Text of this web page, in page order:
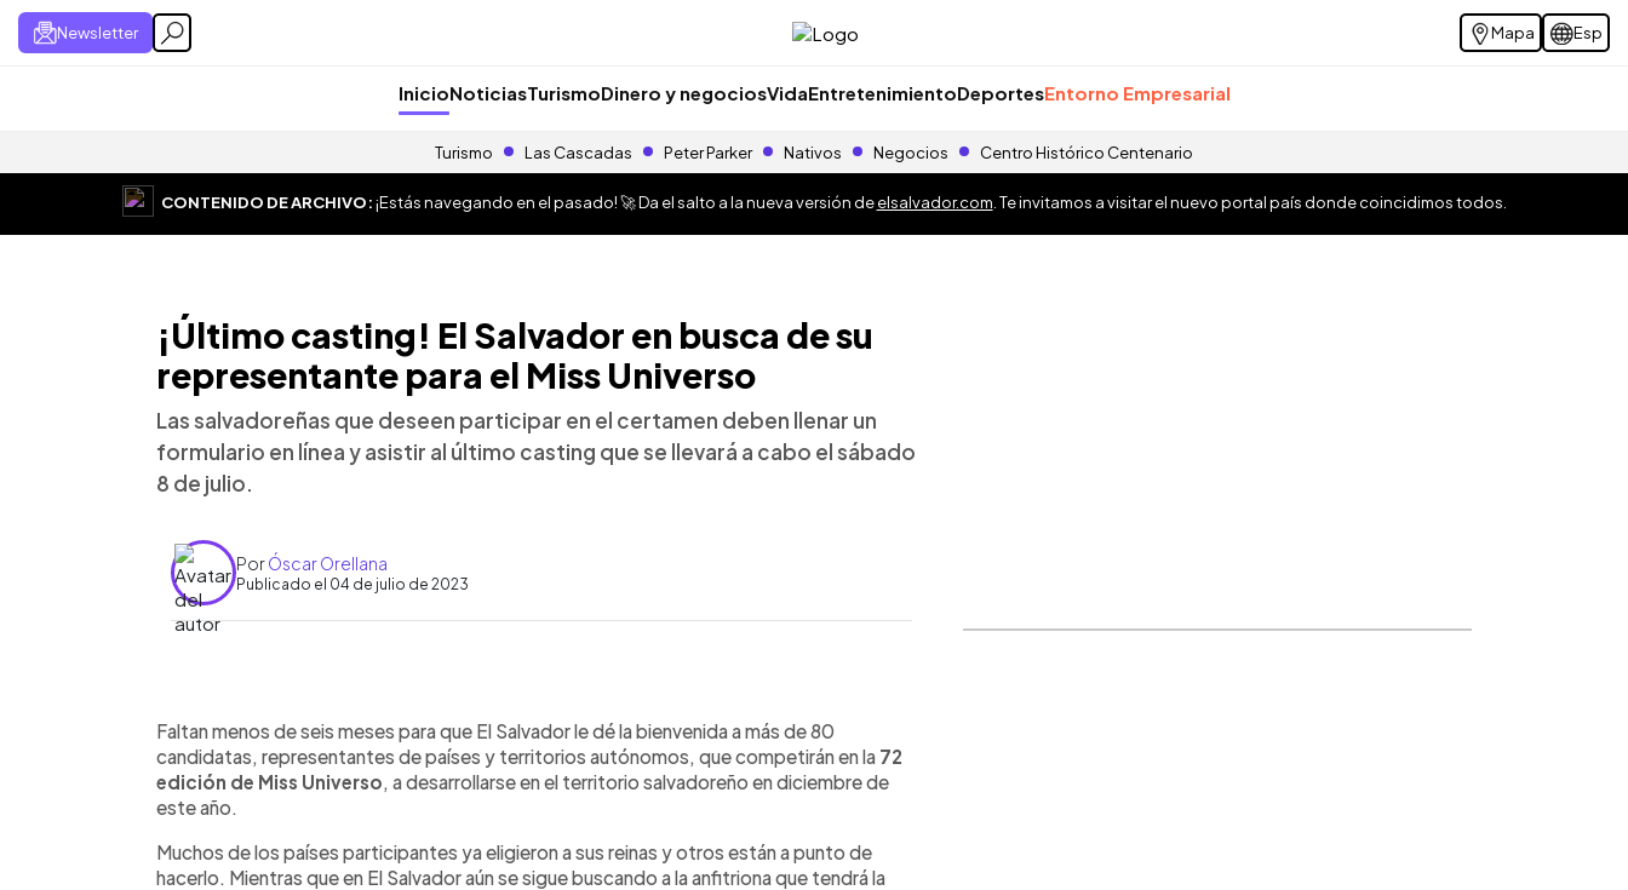
Newsletter Mapa Esp
InicioNoticiasTurismoDinero y negociosVidaEntretenimientoDeportesEntorno Empresarial
Turismo Las Cascadas Peter Parker Nativos Negocios Centro Histórico Centenario
CONTENIDO DE ARCHIVO:¡Estás navegando en el pasado! 🚀 Da el salto a la nueva versión deelsalvador.com . Te invitamos a visitar el nuevo portal país donde coincidimos todos.
¡Último casting! El Salvador en busca de su
representante para el Miss Universo
Las salvadoreñas que deseen participar en el certamen deben llenar un
formulario en línea y asistir al último casting que se llevará a cabo el sábado
8 de julio.
PorÓscar Orellana
Publicado el 04 de julio de 2023
Escuchar artículo
Faltan menos de seis meses para que El Salvador le dé la bienvenida a más de 80
candidatas, representantes de países y territorios autónomos, que competirán en la 72
edición de Miss Universo, a desarrollarse en el territorio salvadoreño en diciembre de
este año.
Muchos de los países participantes ya eligieron a sus reinas y otros están a punto de
hacerlo. Mientras que en El Salvador aún se sigue buscando a la anfitriona que tendrá la